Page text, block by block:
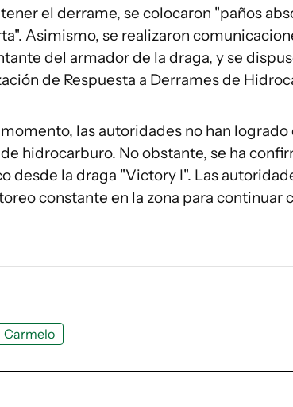
el derrame, se colocaron "paños
Asimismo, se realizaron
del armador de la draga, y se
de Respuesta a Derrames de
las autoridades no han
hidrocarburo. No obstante, se ha
desde la draga "Victory I". Las
constante en la zona para continuar
Carmelo